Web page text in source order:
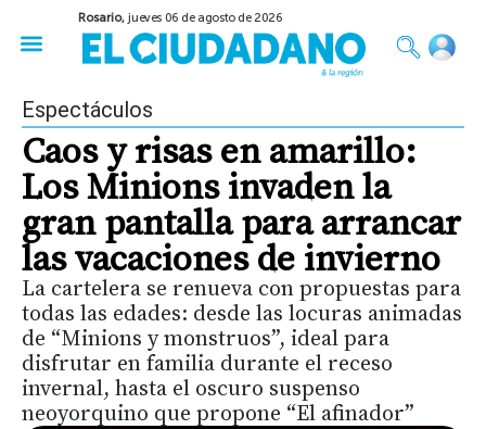
Rosario,jueves 06 de agosto de 2026
Espectáculos
Caos y risas en amarillo:
Los Minions invaden la
gran pantalla para arrancar
las vacaciones de invierno
La cartelera se renueva con propuestas para
todas las edades: desde las locuras animadas
de “Minions y monstruos”, ideal para
disfrutar en familia durante el receso
invernal, hasta el oscuro suspenso
neoyorquino que propone “El afinador”